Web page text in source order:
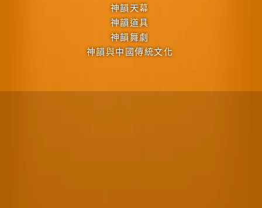
神韻天幕
神韻道具
神韻舞劇
神韻與中國傳統文化